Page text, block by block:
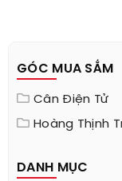
GÓC MUA SẮM
Cân Điện Tử
Hoàng Thịnh
DANH MỤC